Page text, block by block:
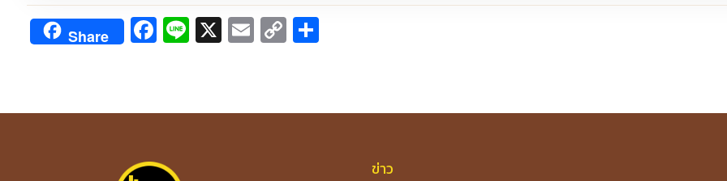
Share Facebook
Line
X Email
Copy
ข่าว